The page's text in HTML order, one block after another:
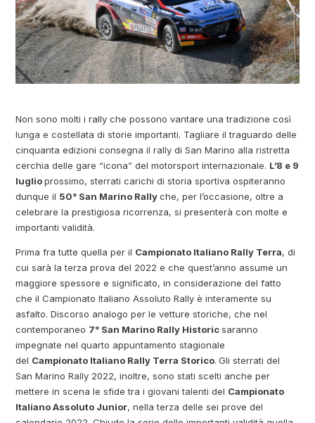
Non sono molti i rally che possono vantare una tradizione così
lunga e costellata di storie importanti. Tagliare il traguardo delle
cinquanta edizioni consegna il rally di San Marino alla ristretta
cerchia delle gare “icona” del motorsport internazionale. L’8 e 9
luglioprossimo, sterrati carichi di storia sportiva ospiteranno
dunque il 50° San Marino Rallyche, per l’occasione, oltre a
celebrare la prestigiosa ricorrenza, si presenterà con molte e
importanti validità.
Prima fra tutte quella per il Campionato Italiano Rally Terra, di
cui sarà la terza prova del 2022 e che quest’anno assume un
maggiore spessore e significato, in considerazione del fatto
che il Campionato Italiano Assoluto Rally è interamente su
asfalto. Discorso analogo per le vetture storiche, che nel
contemporaneo 7° San Marino Rally Historicsaranno
impegnate nel quarto appuntamento stagionale
del Campionato Italiano Rally Terra Storico. Gli sterrati del
San Marino Rally 2022, inoltre, sono stati scelti anche per
mettere in scena le sfide tra i giovani talenti del Campionato
Italiano Assoluto Junior, nella terza delle sei prove del